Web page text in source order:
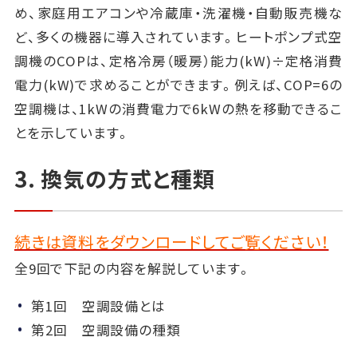
め、家庭用エアコンや冷蔵庫・洗濯機・自動販売機な
ど、多くの機器に導入されています。ヒートポンプ式空
調機のCOPは、定格冷房（暖房）能力(kW)÷定格消費
電力(kW)で求めることができます。例えば、COP=6の
空調機は、1kWの消費電力で6kWの熱を移動できるこ
とを示しています。
3. 換気の方式と種類
続きは資料をダウンロードしてご覧ください！
全9回で下記の内容を解説しています。
第1回 空調設備とは
第2回 空調設備の種類